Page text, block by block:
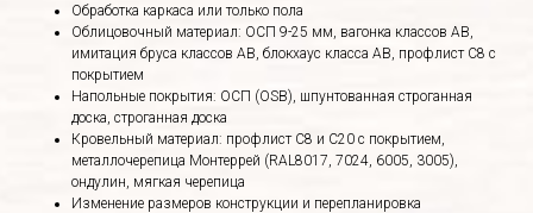
Обработка каркаса или только пола
Облицовочный материал: ОСП 9-25 мм, вагонка классов АВ,
имитация бруса классов АВ, блокхаус класса АВ, профлист С8 с
покрытием
Напольные покрытия: ОСП (OSB), шпунтованная строганная
доска, строганная доска
Кровельный материал: профлист С8 и С20 с покрытием,
металлочерепица Монтеррей (RAL8017, 7024, 6005, 3005),
ондулин, мягкая черепица
Изменение размеров конструкции и перепланировка